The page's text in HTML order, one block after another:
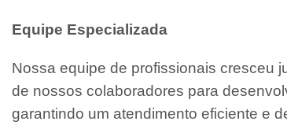
Equipe Especializada
Nossa equipe de profissionais cresceu
de nossos colaboradores para
garantindo um atendimento eficiente e